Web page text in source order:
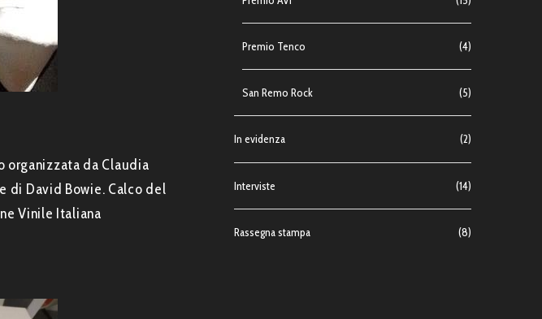
organizzata da Claudia
di David Bowie. Calco del
Vinile Italiana
Premio Tenco (4)
San Remo Rock (5)
In evidenza (2)
Interviste (14)
Rassegna stampa (8)